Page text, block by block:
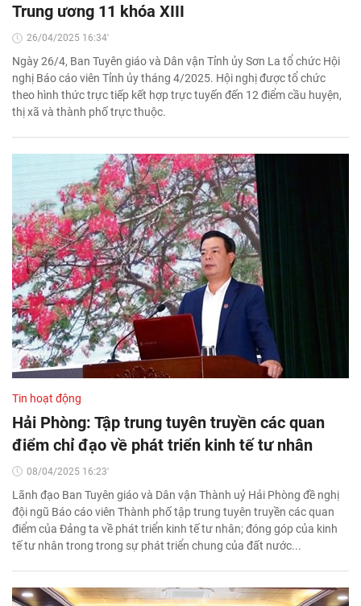
Trung ương 11 khóa XIII
26/04/2025 16:34'
Ngày 26/4, Ban Tuyên giáo và Dân vận Tỉnh ủy Sơn La tổ chức Hội
nghị Báo cáo viên Tỉnh ủy tháng 4/2025. Hội nghị được tổ chức
theo hình thức trực tiếp kết hợp trực tuyến đến 12 điểm cầu huyện,
thị xã và thành phố trực thuộc.
Tin hoạt động
Hải Phòng: Tập trung tuyên truyền các quan
điểm chỉ đạo về phát triển kinh tế tư nhân
08/04/2025 16:23'
Lãnh đạo Ban Tuyên giáo và Dân vận Thành uỷ Hải Phòng đề nghị
đội ngũ Báo cáo viên Thành phố tập trung tuyên truyền các quan
điểm của Đảng ta về phát triển kinh tế tư nhân; đóng góp của kinh
tế tư nhân trong trong sự phát triển chung của đất nước...